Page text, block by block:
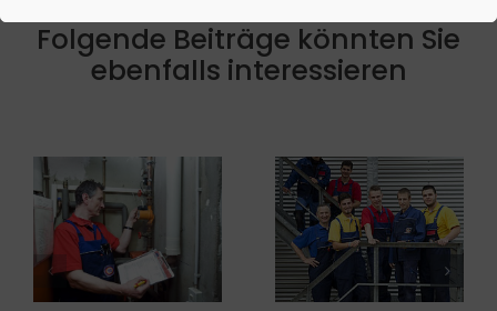
Folgende Beiträge könnten Sie
ebenfalls interessieren